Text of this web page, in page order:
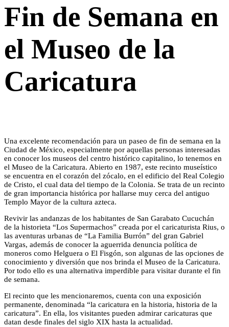
Fin de Semana en
el Museo de la
Caricatura
Una excelente recomendación para un paseo de fin de semana en la
Ciudad de México, especialmente por aquellas personas interesadas
en conocer los museos del centro histórico capitalino, lo tenemos en
el Museo de la Caricatura. Abierto en 1987, este recinto museístico
se encuentra en el corazón del zócalo, en el edificio del Real Colegio
de Cristo, el cual data del tiempo de la Colonia. Se trata de un recinto
de gran importancia histórica por hallarse muy cerca del antiguo
Templo Mayor de la cultura azteca.
Revivir las andanzas de los habitantes de San Garabato Cucuchán
de la historieta “Los Supermachos” creada por el caricaturista Rius, o
las aventuras urbanas de “La Familia Burrón” del gran Gabriel
Vargas, además de conocer la aguerrida denuncia política de
moneros como Helguera o El Fisgón, son algunas de las opciones de
conocimiento y diversión que nos brinda el Museo de la Caricatura.
Por todo ello es una alternativa imperdible para visitar durante el fin
de semana.
El recinto que les mencionaremos, cuenta con una exposición
permanente, denominada “la caricatura en la historia, historia de la
caricatura”. En ella, los visitantes pueden admirar caricaturas que
datan desde finales del siglo XIX hasta la actualidad.